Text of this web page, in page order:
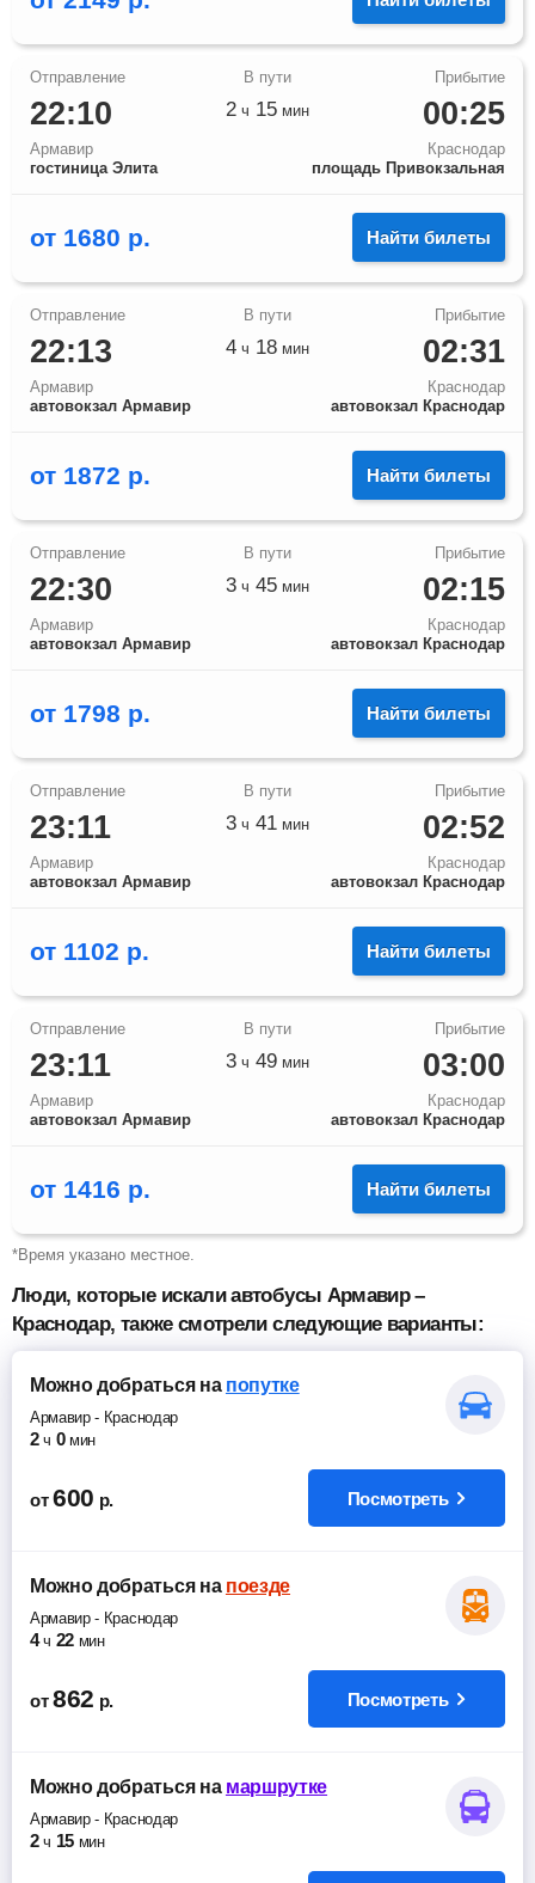
22:10
Армавир
гостиница Элита
00:25
Краснодар
площадь Привокзальная
2 ч 15 мин
от 1680 р. Найти билеты
22:13
Армавир
автовокзал Армавир
02:31
Краснодар
автовокзал Краснодар
4 ч 18 мин
от 1872 р. Найти билеты
22:30
Армавир
автовокзал Армавир
02:15
Краснодар
автовокзал Краснодар
3 ч 45 мин
от 1798 р. Найти билеты
23:11
Армавир
автовокзал Армавир
02:52
Краснодар
автовокзал Краснодар
3 ч 41 мин
от 1102 р. Найти билеты
23:11
Армавир
автовокзал Армавир
03:00
Краснодар
автовокзал Краснодар
3 ч 49 мин
от 1416 р. Найти билеты
*Время указано местное.
Люди, которые искали автобусы Армавир –
Краснодар, также смотрели следующие варианты:
Можно добратьсяна попутке
Армавир- Краснодар
2 ч 0 мин
от 600 р. Посмотреть
Можно добратьсяна поезде
Армавир- Краснодар
4 ч 22 мин
от 862 р. Посмотреть
Можно добратьсяна маршрутке
Армавир- Краснодар
2 ч 15 мин